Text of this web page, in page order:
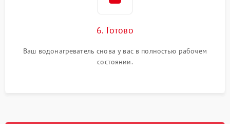
6. Готово
Ваш водонагреватель снова у вас в полностью рабочем
состоянии.